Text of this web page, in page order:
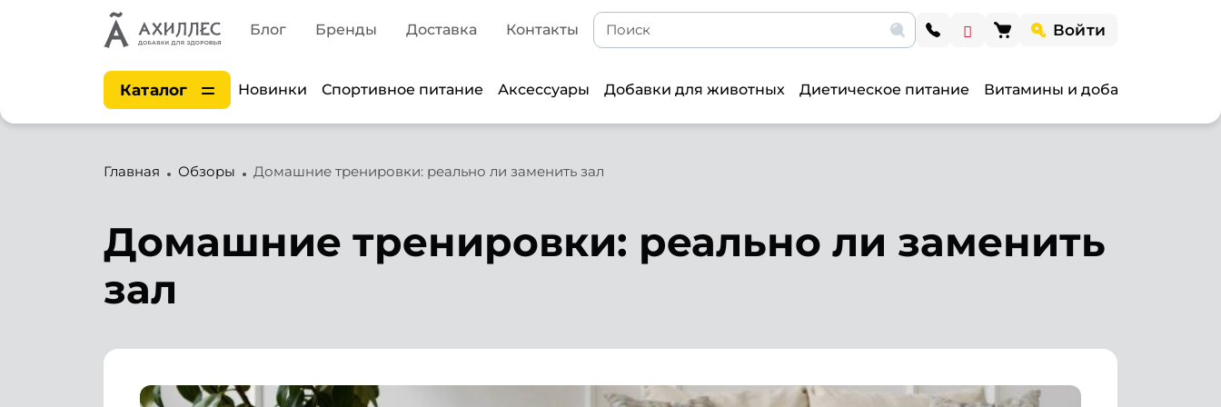
Блог Бренды Доставка Контакты Войти
Каталог Новинки Спортивное питание Аксессуары Добавки для животных Диетическое питание Витамины и добавки
Главная Обзоры Домашние тренировки: реально ли заменить зал
Домашние тренировки: реально ли заменить
зал